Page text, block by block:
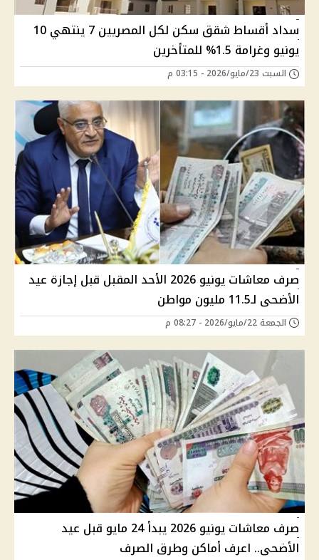
سداد أقساط شقق سكن لكل المصريين 7 ينتهي 10
يونيو وغرامة 1.5% للمتأخرين
السبت 23/مايو/2026 - 03:15 م
صرف معاشات يونيو 2026 الأحد المقبل قبل إجازة عيد
الأضحى لـ11.5 مليون مواطن
الجمعة 22/مايو/2026 - 08:27 م
صرف معاشات يونيو 2026 يبدأ 24 مايو قبل عيد
الأضحى.. اعرف أماكن وطرق الصرف